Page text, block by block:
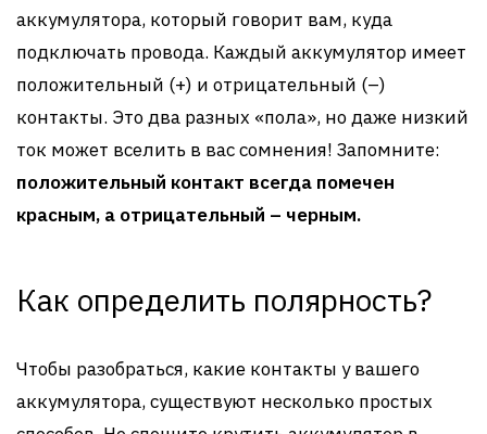
аккумулятора, который говорит вам, куда
подключать провода. Каждый аккумулятор имеет
положительный (+) и отрицательный (–)
контакты. Это два разных «пола», но даже низкий
ток может вселить в вас сомнения! Запомните:
положительный контакт всегда помечен
красным, а отрицательный – черным.
Как определить полярность?
Чтобы разобраться, какие контакты у вашего
аккумулятора, существуют несколько простых